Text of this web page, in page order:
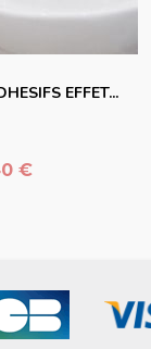
favorite_border
EFFET...
€